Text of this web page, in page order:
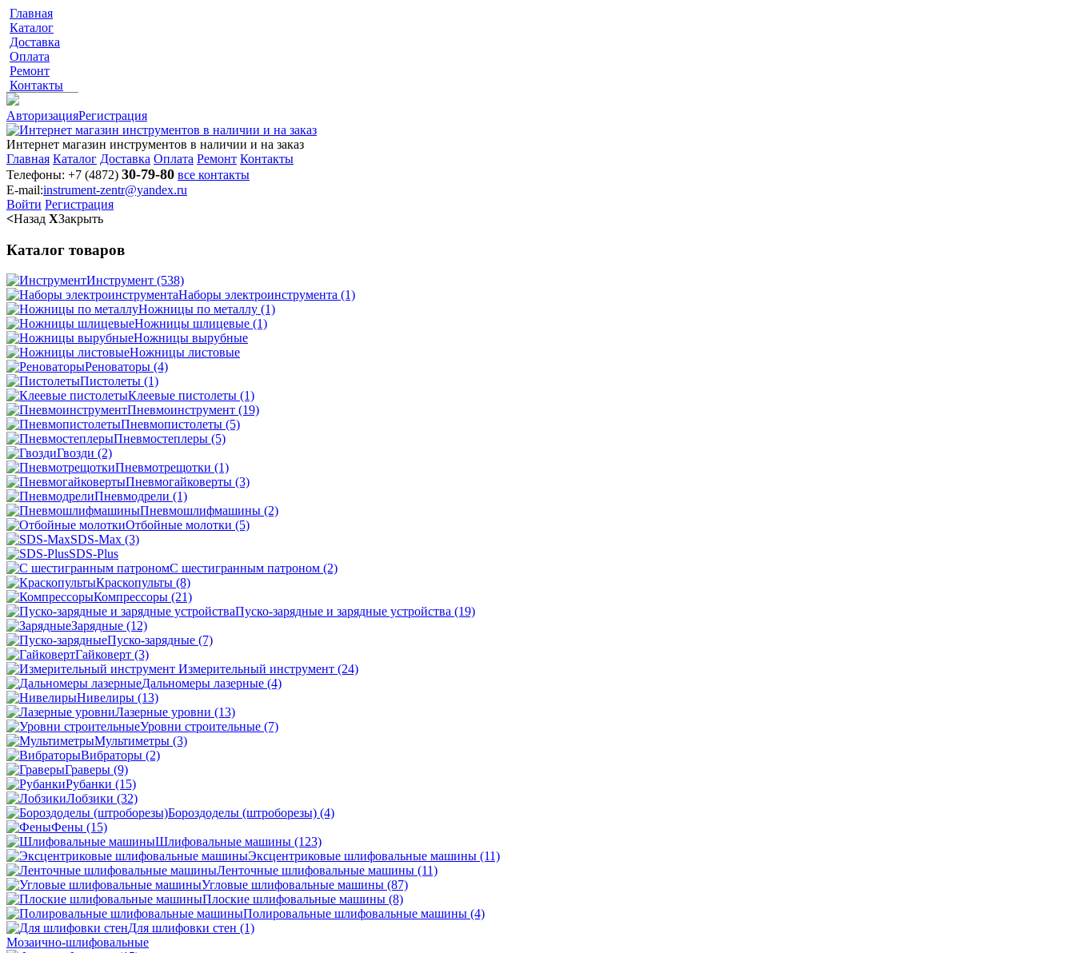
Главная
Каталог
Доставка
Оплата
Ремонт
Контакты
АвторизацияРегистрация
Интернет магазин инструментов в наличии и на заказ
Главная Каталог Доставка Оплата Ремонт Контакты
Телефоны: +7 (4872) 30-79-80 все контакты
E-mail:instrument-zentr@yandex.ru
Войти Регистрация
<Назад XЗакрыть
Каталог товаров
Инструмент (538)
Наборы электроинструмента (1)
Ножницы по металлу (1)
Ножницы шлицевые (1)
Ножницы вырубные
Ножницы листовые
Реноваторы (4)
Пистолеты (1)
Клеевые пистолеты (1)
Пневмоинструмент (19)
Пневмопистолеты (5)
Пневмостеплеры (5)
Гвозди (2)
Пневмотрещотки (1)
Пневмогайковерты (3)
Пневмодрели (1)
Пневмошлифмашины (2)
Отбойные молотки (5)
SDS-Max (3)
SDS-Plus
C шестигранным патроном (2)
Краскопульты (8)
Компрессоры (21)
Пуско-зарядные и зарядные устройства (19)
Зарядные (12)
Пуско-зарядные (7)
Гайковерт (3)
Измерительный инструмент (24)
Дальномеры лазерные (4)
Нивелиры (13)
Лазерные уровни (13)
Уровни строительные (7)
Мультиметры (3)
Вибраторы (2)
Граверы (9)
Рубанки (15)
Лобзики (32)
Бороздоделы (штроборезы) (4)
Фены (15)
Шлифовальные машины (123)
Эксцентриковые шлифовальные машины (11)
Ленточные шлифовальные машины (11)
Угловые шлифовальные машины (87)
Плоские шлифовальные машины (8)
Полировальные шлифовальные машины (4)
Для шлифовки стен (1)
Мозаично-шлифовальные